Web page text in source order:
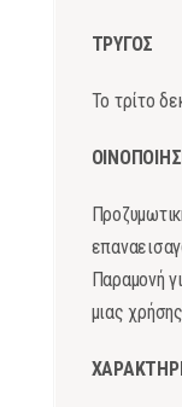
ΤΡΥΓΟΣ
Το τρίτο
Παραμονή
μιας